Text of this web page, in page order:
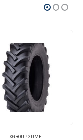
XGROUP GUME